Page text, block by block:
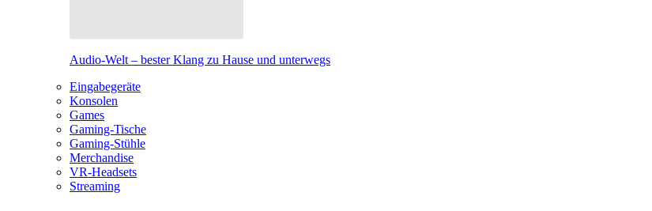
Audio-Welt – bester Klang zu Hause und unterwegs
Eingabegeräte
Konsolen
Games
Gaming-Tische
Gaming-Stühle
Merchandise
VR-Headsets
Streaming